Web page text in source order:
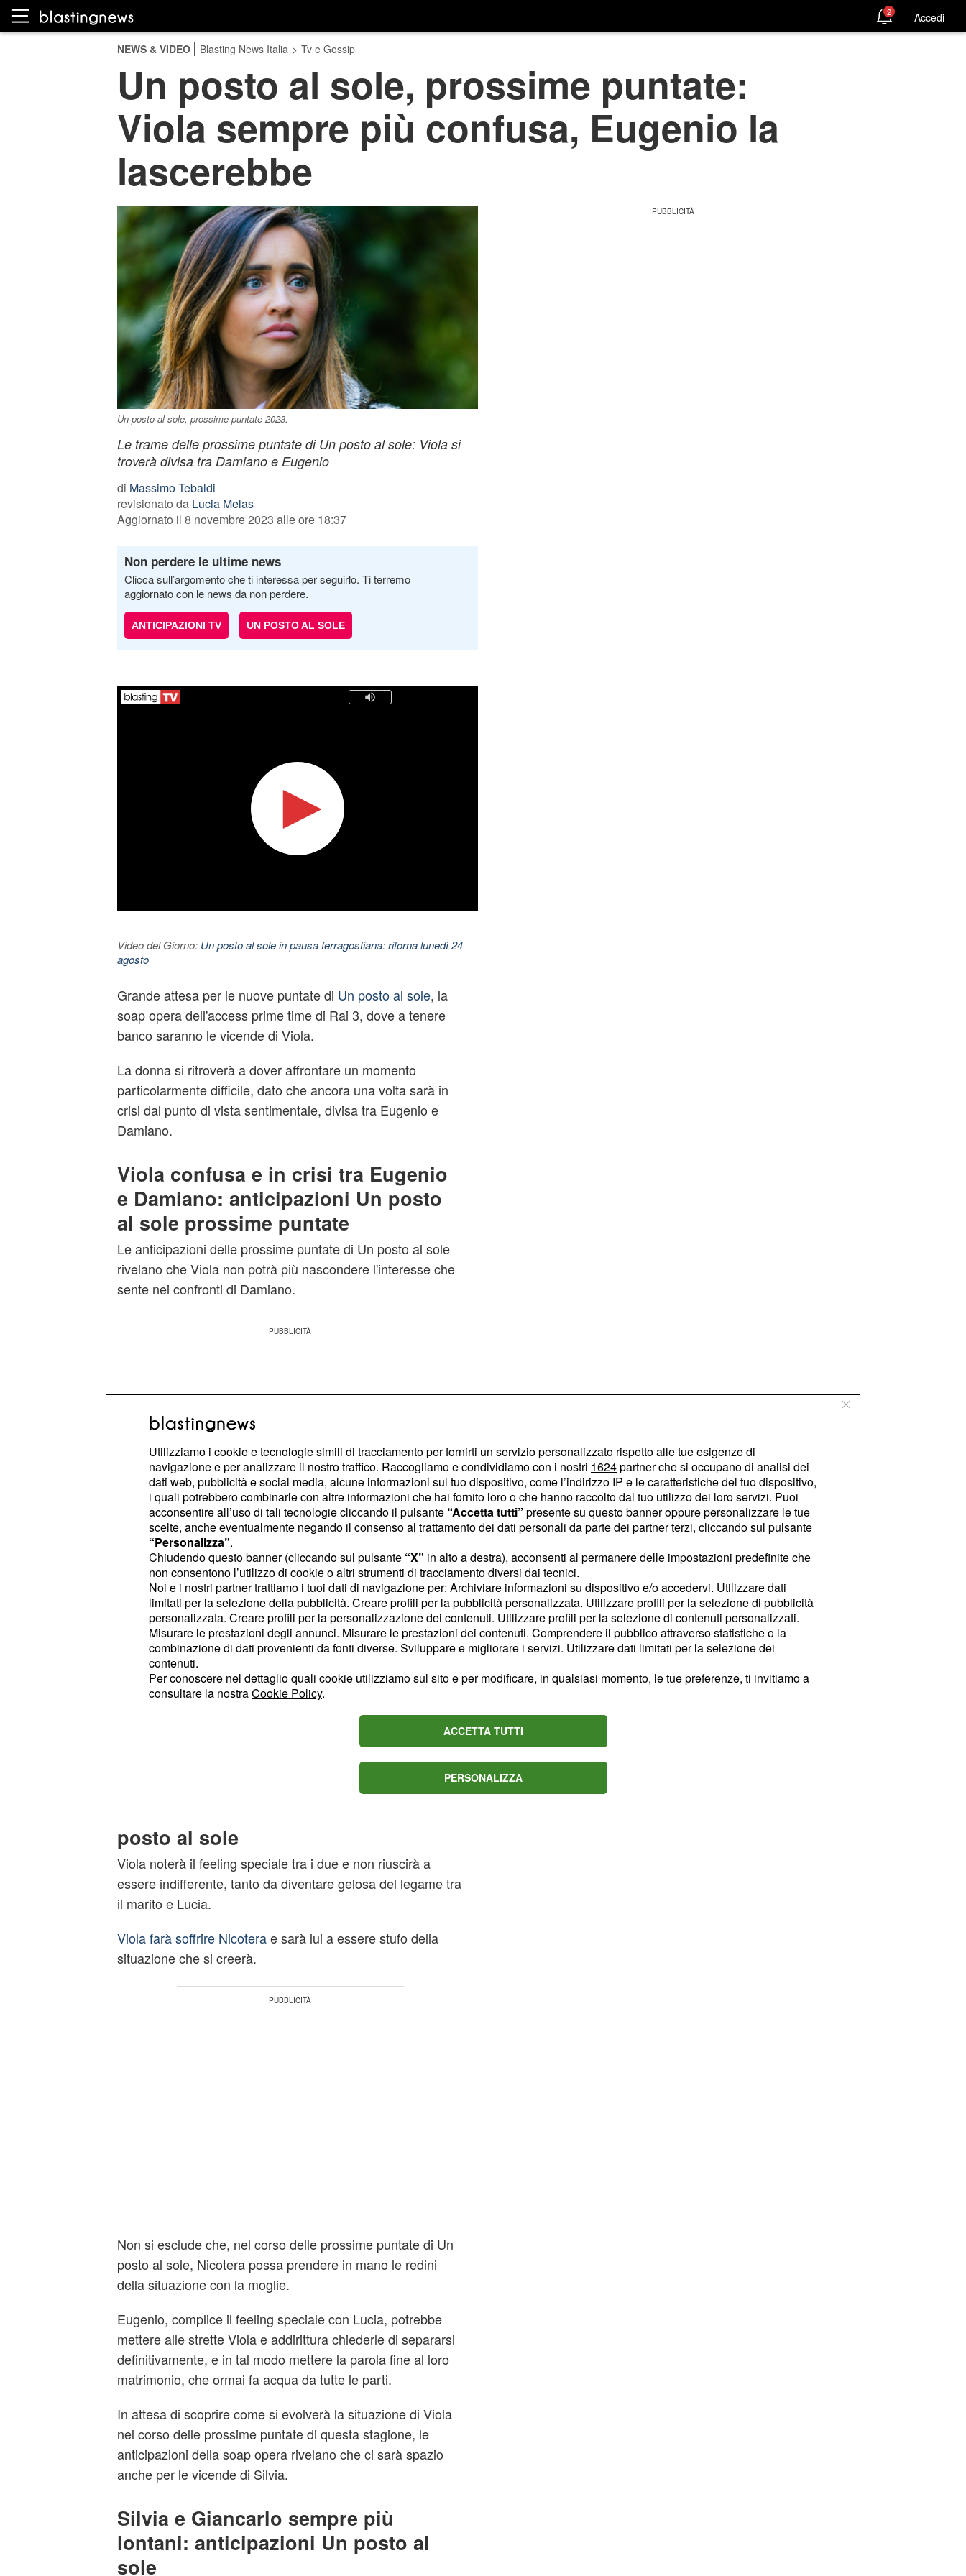
2 Accedi
NEWS & VIDEO Blasting News Italia > Tv e Gossip
Un posto al sole, prossime puntate:
Viola sempre più confusa, Eugenio la
lascerebbe
Un posto al sole, prossime puntate 2023.
Le trame delle prossime puntate di Un posto al sole: Viola si
troverà divisa tra Damiano e Eugenio
di Massimo Tebaldi
revisionato da Lucia Melas
Aggiornato il 8 novembre 2023 alle ore 18:37
Non perdere le ultime news
Clicca sull’argomento che ti interessa per seguirlo. Ti terremo
aggiornato con le news da non perdere.
ANTICIPAZIONI TV UN POSTO AL SOLE
Video del Giorno: Un posto al sole in pausa ferragostiana: ritorna lunedì 24
agosto
Grande attesa per le nuove puntate di Un posto al sole, la
soap opera dell'access prime time di Rai 3, dove a tenere
banco saranno le vicende di Viola.
La donna si ritroverà a dover affrontare un momento
particolarmente difficile, dato che ancora una volta sarà in
crisi dal punto di vista sentimentale, divisa tra Eugenio e
Damiano.
Viola confusa e in crisi tra Eugenio
e Damiano: anticipazioni Un posto
al sole prossime puntate
Le anticipazioni delle prossime puntate di Un posto al sole
rivelano che Viola non potrà più nascondere l'interesse che
sente nei confronti di Damiano.
Il poliziotto ha saputo far breccia nel cuore dell'insegnante,
che in questo ultimo periodo si è allontanata sempre più dal
marito Eugenio.
Tuttavia, nel corso dei nuovi episodi di questa stagione,
Viola si ritroverà a vivere una situazione di profonda crisi.
Il motivo è legato a un inaspettato avvicinamento tra
Eugenio e Lucia, il pm entrato in scena nel corso del
Eugenio potrebbe chiudere con
posto al sole
Viola noterà il feeling speciale tra i due e non riuscirà a
essere indifferente, tanto da diventare gelosa del legame tra
il marito e Lucia.
Viola farà soffrire Nicoterae sarà lui a essere stufo della
situazione che si creerà.
Non si esclude che, nel corso delle prossime puntate di Un
posto al sole, Nicotera possa prendere in mano le redini
della situazione con la moglie.
Eugenio, complice il feeling speciale con Lucia, potrebbe
mettere alle strette Viola e addirittura chiederle di separarsi
definitivamente, e in tal modo mettere la parola fine al loro
matrimonio, che ormai fa acqua da tutte le parti.
In attesa di scoprire come si evolverà la situazione di Viola
nel corso delle prossime puntate di questa stagione, le
anticipazioni della soap opera rivelano che ci sarà spazio
anche per le vicende di Silvia.
Silvia e Giancarlo sempre più
lontani: anticipazioni Un posto al
sole
Utilizziamo i cookie e tecnologie simili di tracciamento per fornirti un servizio personalizzato rispetto alle tue esigenze di
navigazione e per analizzare il nostro traffico. Raccogliamo e condividiamo con i nostri 1624partner che si occupano di analisi dei
dati web, pubblicità e social media, alcune informazioni sul tuo dispositivo, come l’indirizzo IP e le caratteristiche del tuo dispositivo,
i quali potrebbero combinarle con altre informazioni che hai fornito loro o che hanno raccolto dal tuo utilizzo dei loro servizi. Puoi
acconsentire all’uso di tali tecnologie cliccando il pulsante “Accetta tutti” presente su questo banner oppure personalizzare le tue
scelte, anche eventualmente negando il consenso al trattamento dei dati personali da parte dei partner terzi, cliccando sul pulsante
“Personalizza”.
Chiudendo questo banner (cliccando sul pulsante “X” in alto a destra), acconsenti al permanere delle impostazioni predefinite che
non consentono l’utilizzo di cookie o altri strumenti di tracciamento diversi dai tecnici.
Noi e i nostri partner trattiamo i tuoi dati di navigazione per: Archiviare informazioni su dispositivo e/o accedervi. Utilizzare dati
limitati per la selezione della pubblicità. Creare profili per la pubblicità personalizzata. Utilizzare profili per la selezione di pubblicità
personalizzata. Creare profili per la personalizzazione dei contenuti. Utilizzare profili per la selezione di contenuti personalizzati.
Misurare le prestazioni degli annunci. Misurare le prestazioni dei contenuti. Comprendere il pubblico attraverso statistiche o la
combinazione di dati provenienti da fonti diverse. Sviluppare e migliorare i servizi. Utilizzare dati limitati per la selezione dei
contenuti.
Per conoscere nel dettaglio quali cookie utilizziamo sul sito e per modificare, in qualsiasi momento, le tue preferenze, ti invitiamo a
consultare la nostraCookie Policy.
ACCETTA TUTTI
PERSONALIZZA